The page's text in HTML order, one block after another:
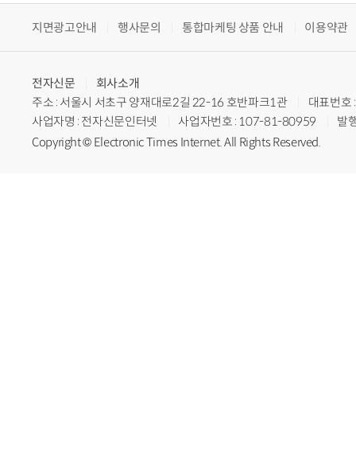
지면광고안내 행사문의 통합마케팅 상품 안내 이용약관
전자신문
회사소개
주소 : 서울시 서초구 양재대로2길 22-16 호반파크1관
대표번
사업자명 : 전자신문인터넷
사업자번호 : 107-81-80959
발
Copyright © Electronic Times Internet. All Rights Reserved.